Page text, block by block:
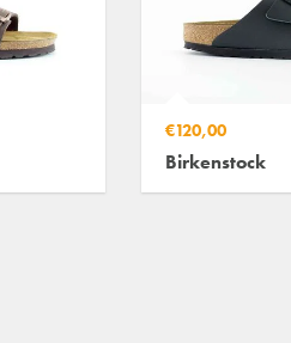
€120,00
Birkenstock